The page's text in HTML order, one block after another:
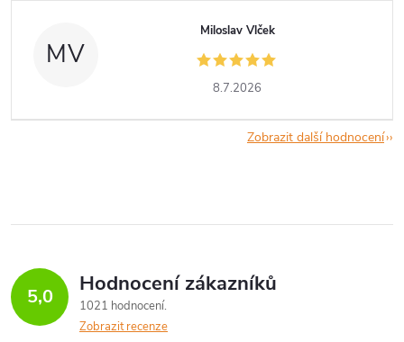
MV
Miloslav Vlček
8.7.2026
Zobrazit další hodnocení
5,0 Hodnocení zákazníků
1021 hodnocení
Zobrazit recenze